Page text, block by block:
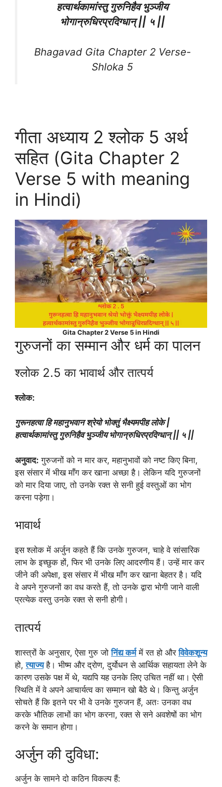
हत्वार्थकामांस्तु गुरुनिहैव भुञ्जीय
भोगान्रुधिरप्रदिग्धान् || ५ ||
Bhagavad Gita Chapter 2 Verse-
Shloka 5
गीता अध्याय 2 श्लोक 5 अर्थ
सहित (Gita Chapter 2
Verse 5 with meaning
in Hindi)
Gita Chapter 2 Verse 5 in Hindi
गुरुजनों का सम्मान और धर्म का पालन
श्लोक 2.5 का भावार्थ और तात्पर्य
श्लोक:
गुरूनहत्वा हि महानुभवान श्रेयो भोक्तुं भैक्ष्यमपीह लोके |
हत्वार्थकामांस्तु गुरुनिहैव भुञ्जीय भोगान्रुधिरप्रदिग्धान् || ५ ||
अनुवाद: गुरुजनों को न मार कर, महानुभावों को नष्ट किए बिना,
इस संसार में भीख माँग कर खाना अच्छा है। लेकिन यदि गुरुजनों
को मार दिया जाए, तो उनके रक्त से सनी हुई वस्तुओं का भोग
करना पड़ेगा।
भावार्थ
इस श्लोक में अर्जुन कहते हैं कि उनके गुरुजन, चाहे वे सांसारिक
लाभ के इच्छुक हों, फिर भी उनके लिए आदरणीय हैं। उन्हें मार कर
जीने की अपेक्षा, इस संसार में भीख माँग कर खाना बेहतर है। यदि
वे अपने गुरुजनों का वध करते हैं, तो उनके द्वारा भोगी जाने वाली
प्रत्येक वस्तु उनके रक्त से सनी होगी।
तात्पर्य
शास्त्रों के अनुसार, ऐसा गुरु जोनिंद्य कर्ममें रत हो औरविवेकशून्य
हो,त्याज्यहै। भीष्म और द्रोण, दुर्योधन से आर्थिक सहायता लेने के
कारण उसके पक्ष में थे, यद्यपि यह उनके लिए उचित नहीं था। ऐसी
स्थिति में वे अपने आचार्यत्व का सम्मान खो बैठे थे। किन्तु अर्जुन
सोचते हैं कि इतने पर भी वे उनके गुरुजन हैं, अतः उनका वध
करके भौतिक लाभों का भोग करना, रक्त से सने अवशेषों का भोग
करने के समान होगा।
अर्जुन की दुविधा:
अर्जुन के सामने दो कठिन विकल्प हैं: